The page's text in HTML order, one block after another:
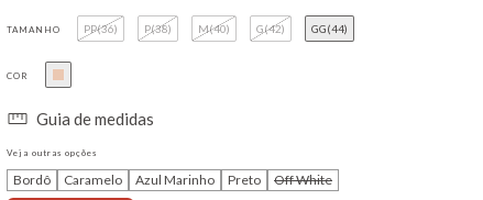
TAMANHO PP(36) P(38) M(40) G(42) GG(44)
COR
Guia de medidas
Veja outras opções
Bordô Caramelo Azul Marinho Preto
Off White